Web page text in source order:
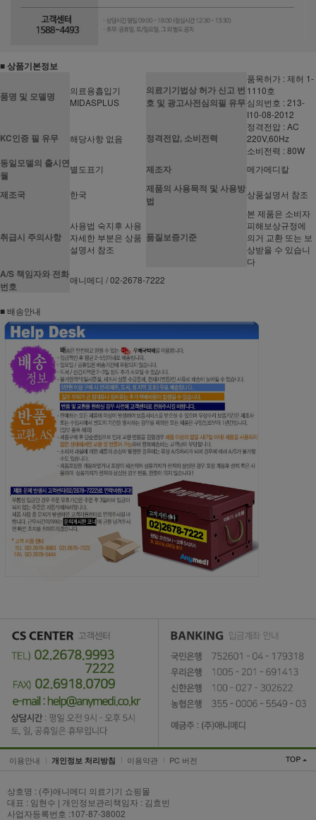
■ 상품기본정보
품명 및 모델명
의료용흡입기
MIDASPLUS
의료기기법상 허가 신고 번
호 및 광고사전심의필 유무
품목허가 : 제허 1-
1110호
심의번호 : 213-
I10-08-2012
KC인증 필 유무 해당사항 없음 정격전압, 소비전력
정격전압 : AC
220V,60Hz
소비전력 : 80W
동일모델의 출시연
월
별도표기 제조자 메가메디칼
제조국 한국
제품의 사용목적 및 사용방
법
상품설명서 참조
취급시 주의사항
사용법 숙지후 사용
자세한 부분은 상품
설명서 참조
품질보증기준
본 제품은 소비자
피해보상규정에
의거 교환 또는 보
상받을 수 있습니
다
A/S 책임자와 전화
번호
애니메디 / 02-2678-7222
■ 배송안내
이용안내 개인정보 처리방침 이용약관 PC 버전
상호명 : (주)애니메디 의료기기 쇼핑몰
대표 : 임현수 | 개인정보관리책임자 : 김효빈
사업자등록번호 :107-87-38002